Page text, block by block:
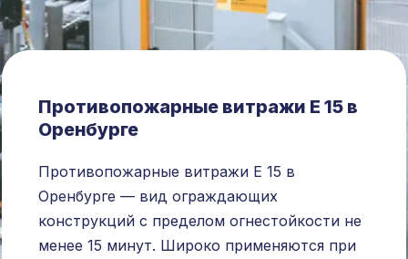
Противопожарные витражи Е 15 в
Оренбурге
Противопожарные витражи Е 15 в
Оренбурге — вид ограждающих
конструкций с пределом огнестойкости не
менее 15 минут. Широко применяются при